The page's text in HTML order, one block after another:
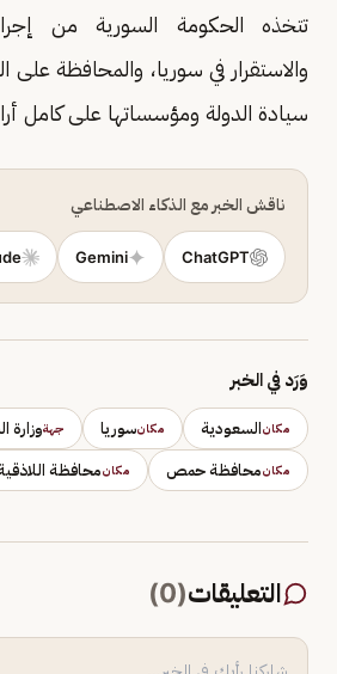
تتخذه الحكومة السورية من
والاستقرار في سوريا، والمحافظة على
سيادة الدولة ومؤسساتها على كامل
ناقش الخبر مع الذكاء الاصطناعي
ChatGPT
Gemini
وَرَد في الخبر
مكانالسعودية مكانسوريا جهةوزارة
مكانمحافظة حمص مكانمحافظة
التعليقات(
0
)